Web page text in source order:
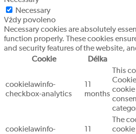
Necessary
Vždy povoleno
Necessary cookies are absolutely
function properly. These cookies
and security features of the website,
Cookie
Délka
cookielawinfo-
checkbox-analytics
months
This
cookie
cookielawinfo-
The
cookie